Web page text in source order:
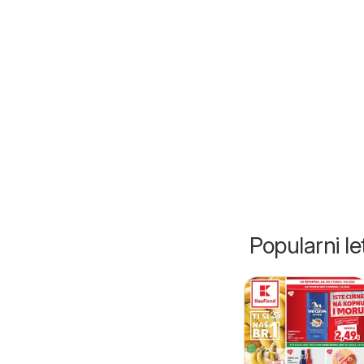
Popularni